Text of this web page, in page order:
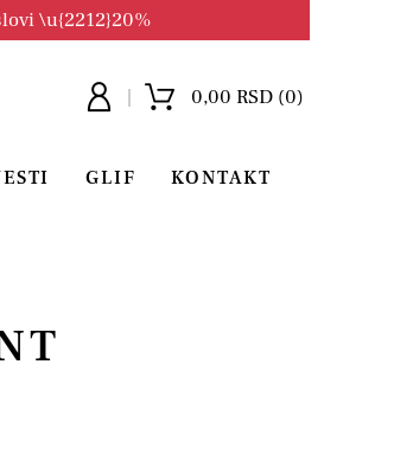
\u{2212}20%
0,00 RSD (0)
GLIF KONTAKT